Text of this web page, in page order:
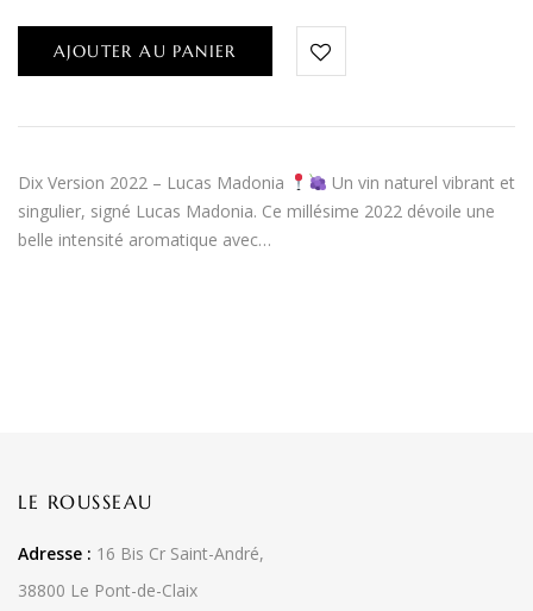
AJOUTER AU PANIER
Dix Version 2022 – Lucas Madonia
Un vin naturel vibrant et
singulier, signé Lucas Madonia. Ce millésime 2022 dévoile une
belle intensité aromatique avec…
LE ROUSSEAU
Adresse : 16 Bis Cr Saint-André,
38800 Le Pont-de-Claix